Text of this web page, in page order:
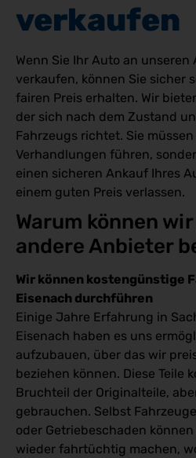
verkaufen
Wenn Sie Ihr Auto an
verkaufen, können Sie sicher
fairen Preis erhalten. Wir
der sich nach dem Zustand
Fahrzeugs richtet. Sie müssen
Verhandlungen führen,
einen sicheren Ankauf Ihres
einem guten Preis verlassen.
Warum können
andere Anbieter
Wir können kostengünstige
Eisenach durchführen
Einige Jahre Erfahrung in
Eisenach haben es uns
aufzubauen, über das wir
beziehen können. Diese Teile
Bruchteil der Originalteile,
gebrauchen. Selbst
oder Getriebeschaden
wieder fahrtüchtig machen,